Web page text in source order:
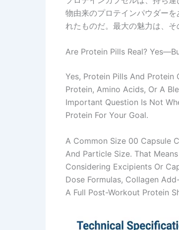
物由来のプロテインパウダー
れたものだ。最大の魅力は、
Are Protein Pills Real?
Yes, Protein Pills And Protein
Protein, Amino Acids, Or A
Important Question Is Not
Protein For Your Goal.
A Common Size 00 Capsule
And Particle Size. That
Considering Excipients Or
Dose Formulas, Collagen
A Full Post-Workout Protein